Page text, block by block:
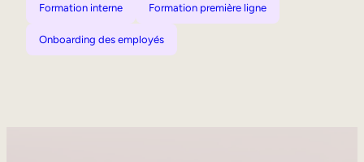
Formation interne Formation première ligne
Onboarding des employés